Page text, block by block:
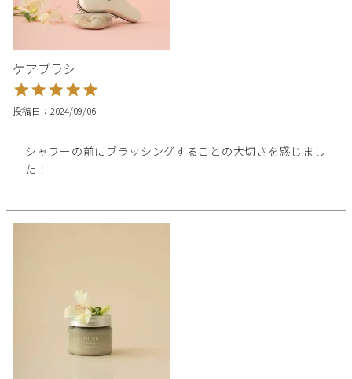
ケアブラシ
投稿日 2024/09/06
シャワーの前にブラッシングすることの大切さを感じまし
た！